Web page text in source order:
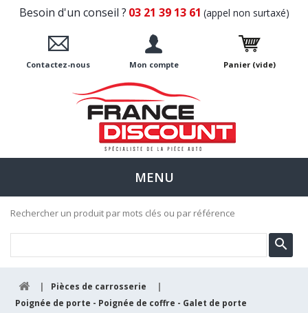
Besoin d'un conseil ? 03 21 39 13 61 (appel non surtaxé)
Contactez-nous Mon compte Panier (vide)
MENU
Rechercher un produit par mots clés ou par référence
| Pièces de carrosserie
|
Poignée de porte - Poignée de coffre - Galet de porte